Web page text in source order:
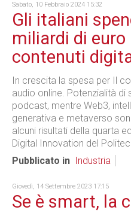
Sabato, 10 Febbraio 2024 15:32
Gli italiani
miliardi di euro
contenuti
In crescita la spesa per Il
audio online. Potenzialità di
podcast, mentre Web3,
generativa e metaverso
alcuni risultati della quarta
Digital Innovation del
Pubblicato in
Industria
Giovedì, 14 Settembre 2023 17:15
Se è smart, la